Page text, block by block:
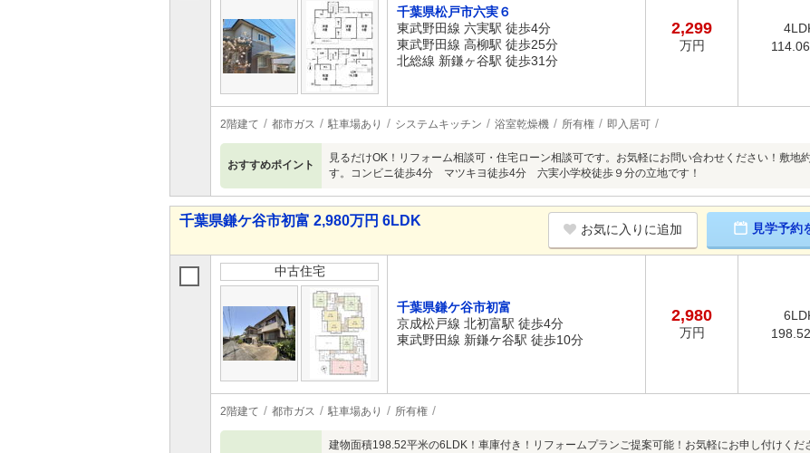
千葉県松戸市六実６
東武野田線 六実駅 徒歩4分
東武野田線 高柳駅 徒歩25分
北総線 新鎌ヶ谷駅 徒歩31分
2,299
万円
2階建て 都市ガス 駐車場あり システムキッチン 浴室乾燥機 所有権 即入居可
おすすめポイント
見るだけOK！リフォーム相談可・住宅ローン相談可です。お気軽にお問い合わせください！敷地
す。コンビニ徒歩4分 マツキヨ徒歩4分 六実小学校徒歩９分の立地です！
千葉県鎌ケ谷市初富 2,980万円 6LDK
お気に入りに追加 見学予約
中古住宅
千葉県鎌ケ谷市初富
京成松戸線 北初富駅 徒歩4分
東武野田線 新鎌ケ谷駅 徒歩10分
2,980
万円
2階建て 都市ガス 駐車場あり 所有権
建物面積198.52平米の6LDK！車庫付き！リフォームプランご提案可能！お気軽にお申し付けく